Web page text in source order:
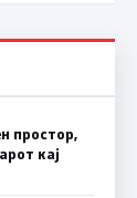
простор,
кај